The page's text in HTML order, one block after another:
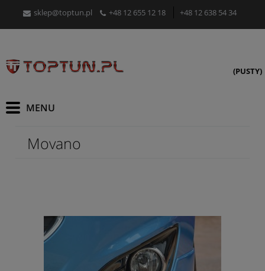
sklep@toptun.pl +48 12 655 12 18 +48 12 638 54 34
(PUSTY)
Movano